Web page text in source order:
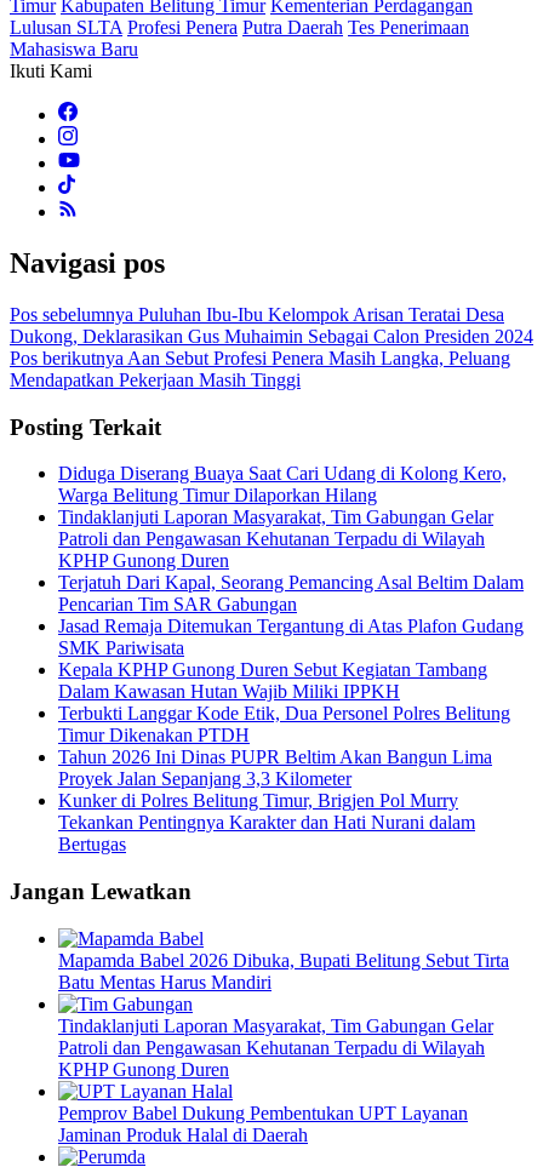
Timur Kabupaten Belitung Timur Kementerian Perdagangan
Lulusan SLTA Profesi Penera Putra Daerah Tes Penerimaan
Mahasiswa Baru
Ikuti Kami
Navigasi pos
Pos sebelumnya Puluhan Ibu-Ibu Kelompok Arisan Teratai Desa
Dukong, Deklarasikan Gus Muhaimin Sebagai Calon Presiden 2024
Pos berikutnya Aan Sebut Profesi Penera Masih Langka, Peluang
Mendapatkan Pekerjaan Masih Tinggi
Posting Terkait
Diduga Diserang Buaya Saat Cari Udang di Kolong Kero,
Warga Belitung Timur Dilaporkan Hilang
Tindaklanjuti Laporan Masyarakat, Tim Gabungan Gelar
Patroli dan Pengawasan Kehutanan Terpadu di Wilayah
KPHP Gunong Duren
Terjatuh Dari Kapal, Seorang Pemancing Asal Beltim Dalam
Pencarian Tim SAR Gabungan
Jasad Remaja Ditemukan Tergantung di Atas Plafon Gudang
SMK Pariwisata
Kepala KPHP Gunong Duren Sebut Kegiatan Tambang
Dalam Kawasan Hutan Wajib Miliki IPPKH
Terbukti Langgar Kode Etik, Dua Personel Polres Belitung
Timur Dikenakan PTDH
Tahun 2026 Ini Dinas PUPR Beltim Akan Bangun Lima
Proyek Jalan Sepanjang 3,3 Kilometer
Kunker di Polres Belitung Timur, Brigjen Pol Murry
Tekankan Pentingnya Karakter dan Hati Nurani dalam
Bertugas
Jangan Lewatkan
Mapamda Babel 2026 Dibuka, Bupati Belitung Sebut Tirta
Batu Mentas Harus Mandiri
Tindaklanjuti Laporan Masyarakat, Tim Gabungan Gelar
Patroli dan Pengawasan Kehutanan Terpadu di Wilayah
KPHP Gunong Duren
Pemprov Babel Dukung Pembentukan UPT Layanan
Jaminan Produk Halal di Daerah